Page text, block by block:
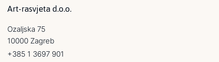
Art-rasvjeta d.o.o.
Ozaljska 75
10000 Zagreb
+385 1 3697 901